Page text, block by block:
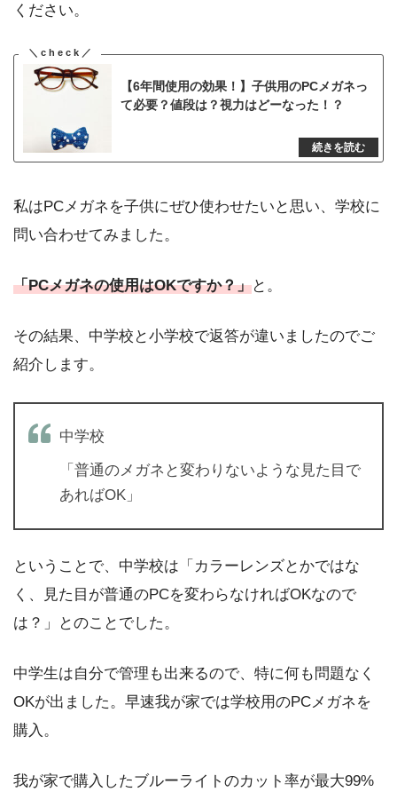
ください。
【6年間使用の効果！】子供用のPCメガネっ
て必要？値段は？視力はどーなった！？
私はPCメガネを子供にぜひ使わせたいと思い、学校に
問い合わせてみました。
「PCメガネの使用はOKですか？」と。
その結果、中学校と小学校で返答が違いましたのでご
紹介します。
中学校
「普通のメガネと変わりないような見た目で
あればOK」
ということで、中学校は「カラーレンズとかではな
く、見た目が普通のPCを変わらなければOKなので
は？」とのことでした。
中学生は自分で管理も出来るので、特に何も問題なく
OKが出ました。早速我が家では学校用のPCメガネを
購入。
我が家で購入したブルーライトのカット率が最大99%